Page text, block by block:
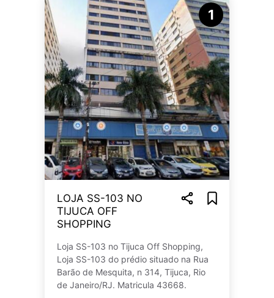
1
LOJA SS-103 NO
TIJUCA OFF
SHOPPING
Loja SS-103 no Tijuca Off Shopping,
Loja SS-103 do prédio situado na Rua
Barão de Mesquita, n 314, Tijuca, Rio
de Janeiro/RJ. Matricula 43668.